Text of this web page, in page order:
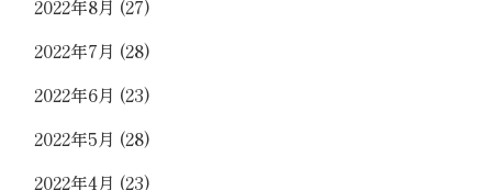
2022年8月 (27)
2022年7月 (28)
2022年6月 (23)
2022年5月 (28)
2022年4月 (23)